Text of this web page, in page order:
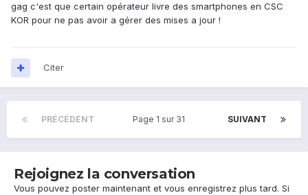
gag c'est que certain opérateur livre des smartphones en CSC
KOR pour ne pas avoir a gérer des mises a jour !
Citer
PRÉCÉDENT SUIVANT
Page 1 sur 31
Rejoignez la conversation
Vous pouvez poster maintenant et vous enregistrez plus tard. Si